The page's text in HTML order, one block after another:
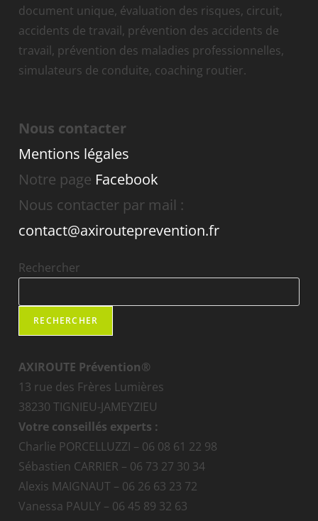
document unique, évaluation des risques, circuit,
accidents de travail, prévention des accidents de
travail, prévention des maladies professionnelles,
simulateurs de conduite, coaching routier.
Nous contacter
Mentions légales
Notre page Facebook
Nous contacter par mail :
contact@axirouteprevention.fr
Rechercher
RECHERCHER
AXIROUTE Prévention®
13 rue des Frères Lumières
38230 TIGNIEU-JAMEYZIEU
Votre conseillés experts :
Charlie PORCELLUZZI – 06 08 61 22 98
Sébastien CARRIER – 06 73 27 30 34
Alexis MAIGNAUT – 06 26 63 23 72
Vanessa PAULY – 06 45 89 32 63